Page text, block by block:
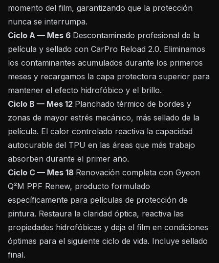
momento del film, garantizando que la protección
nunca se interrumpa.
Ciclo A — Mes 6 Descontaminado profesional de la
película y sellado con CarPro Reload 2.0. Eliminamos
los contaminantes acumulados durante los primeros
meses y recargamos la capa protectora superior para
mantener el efecto hidrofóbico y el brillo.
Ciclo B — Mes 12 Planchado térmico de bordes y
zonas de mayor estrés mecánico, más sellado de la
película. El calor controlado reactiva la capacidad
autocurable del TPU en las áreas que más trabajo
absorben durante el primer año.
Ciclo C — Mes 18 Renovación completa con Gyeon
Q²M PPF Renew, producto formulado
específicamente para películas de protección de
pintura. Restaura la claridad óptica, reactiva las
propiedades hidrofóbicas y deja el film en condiciones
óptimas para el siguiente ciclo de vida. Incluye sellado
final.